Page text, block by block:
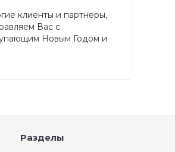
клиенты и партнеры,
Вас с
Новым Годом и
Разделы